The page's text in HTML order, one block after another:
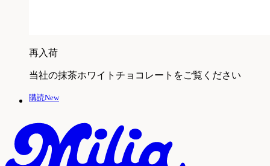
再入荷
当社の抹茶ホワイトチョコレートをご覧ください
購読New